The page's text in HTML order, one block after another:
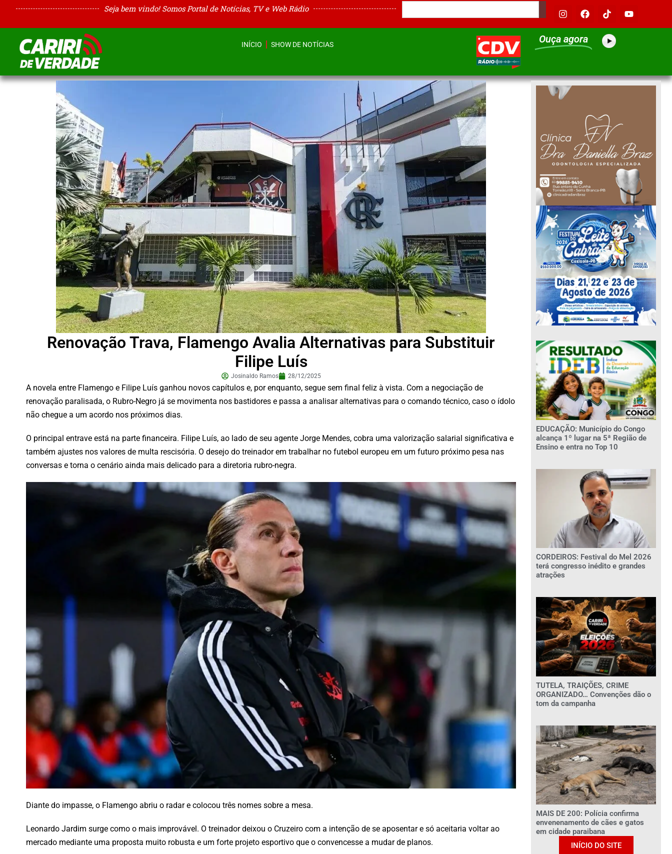
Seja bem vindo! Somos Portal de Notícias, TV e Web Rádio
INÍCIO SHOW DE NOTÍCIAS Ouça agora
Renovação Trava, Flamengo Avalia Alternativas para Substituir
Filipe Luís
Josinaldo Ramos 28/12/2025
A novela entre Flamengo e Filipe Luís ganhou novos capítulos e, por enquanto, segue sem final feliz à vista. Com a negociação de
renovação paralisada, o Rubro-Negro já se movimenta nos bastidores e passa a analisar alternativas para o comando técnico, caso o ídolo
não chegue a um acordo nos próximos dias.
O principal entrave está na parte financeira. Filipe Luís, ao lado de seu agente Jorge Mendes, cobra uma valorização salarial significativa e
também ajustes nos valores de multa rescisória. O desejo do treinador em trabalhar no futebol europeu em um futuro próximo pesa nas
conversas e torna o cenário ainda mais delicado para a diretoria rubro-negra.
Diante do impasse, o Flamengo abriu o radar e colocou três nomes sobre a mesa.
Leonardo Jardim surge como o mais improvável. O treinador deixou o Cruzeiro com a intenção de se aposentar e só aceitaria voltar ao
mercado mediante uma proposta muito robusta e um forte projeto esportivo que o convencesse a mudar de planos.
EDUCAÇÃO: Município do Congo
alcança 1º lugar na 5ª Região de
Ensino e entra no Top 10
CORDEIROS: Festival do Mel 2026
terá congresso inédito e grandes
atrações
TUTELA, TRAIÇÕES, CRIME
ORGANIZADO… Convenções dão o
tom da campanha
MAIS DE 200: Polícia confirma
envenenamento de cães e gatos
em cidade paraibana
INÍCIO DO SITE